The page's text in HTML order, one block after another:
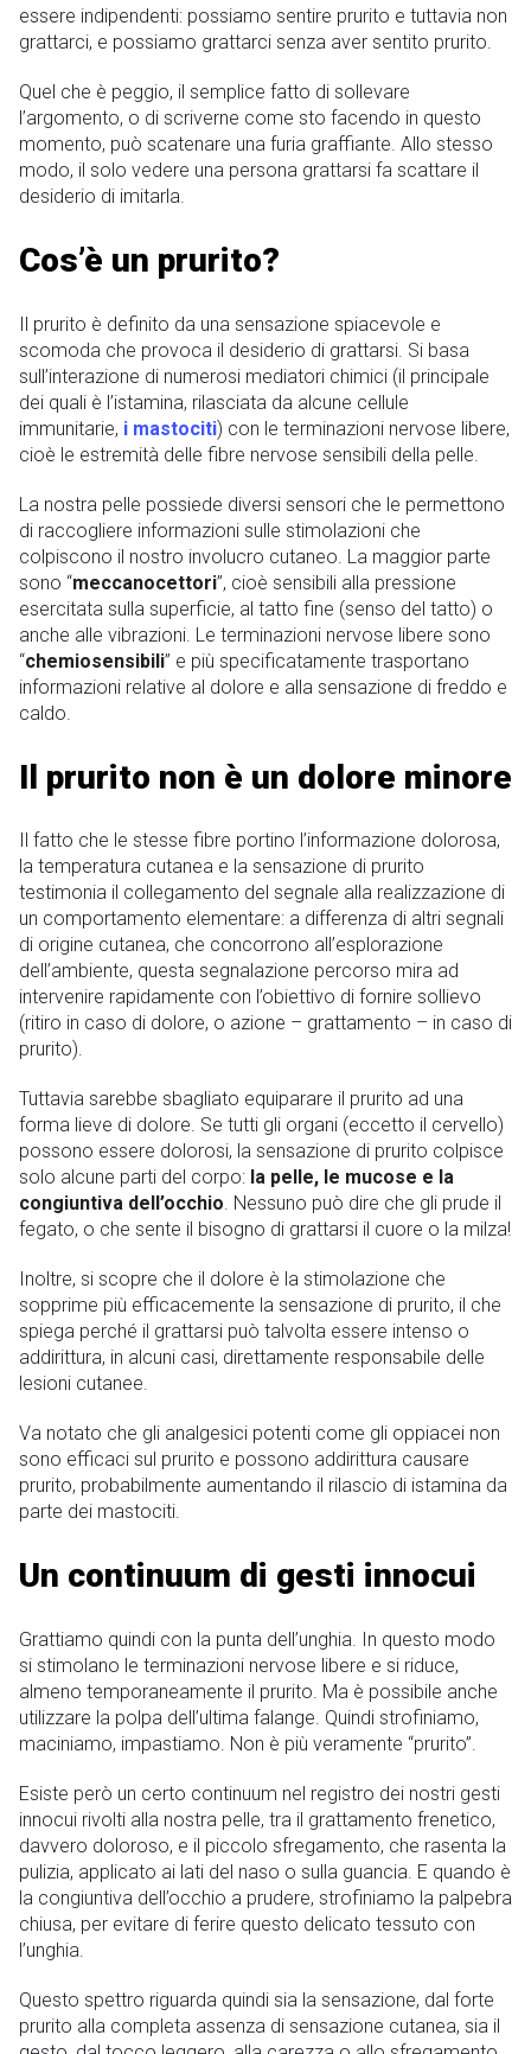
essere indipendenti: possiamo sentire prurito e tuttavia non
grattarci, e possiamo grattarci senza aver sentito prurito.
Quel che è peggio, il semplice fatto di sollevare
l’argomento, o di scriverne come sto facendo in questo
momento, può scatenare una furia graffiante. Allo stesso
modo, il solo vedere una persona grattarsi fa scattare il
desiderio di imitarla.
Cos’è un prurito?
Il prurito è definito da una sensazione spiacevole e
scomoda che provoca il desiderio di grattarsi. Si basa
sull’interazione di numerosi mediatori chimici (il principale
dei quali è l’istamina, rilasciata da alcune cellule
immunitarie, i mastociti) con le terminazioni nervose libere,
cioè le estremità delle fibre nervose sensibili della pelle.
La nostra pelle possiede diversi sensori che le permettono
di raccogliere informazioni sulle stimolazioni che
colpiscono il nostro involucro cutaneo. La maggior parte
sono “meccanocettori”, cioè sensibili alla pressione
esercitata sulla superficie, al tatto fine (senso del tatto) o
anche alle vibrazioni. Le terminazioni nervose libere sono
“chemiosensibili” e più specificatamente trasportano
informazioni relative al dolore e alla sensazione di freddo e
caldo.
Il prurito non è un dolore minore
Il fatto che le stesse fibre portino l’informazione dolorosa,
la temperatura cutanea e la sensazione di prurito
testimonia il collegamento del segnale alla realizzazione di
un comportamento elementare: a differenza di altri segnali
di origine cutanea, che concorrono all’esplorazione
dell’ambiente, questa segnalazione percorso mira ad
intervenire rapidamente con l’obiettivo di fornire sollievo
(ritiro in caso di dolore, o azione – grattamento – in caso di
prurito).
Tuttavia sarebbe sbagliato equiparare il prurito ad una
forma lieve di dolore. Se tutti gli organi (eccetto il cervello)
possono essere dolorosi, la sensazione di prurito colpisce
solo alcune parti del corpo: la pelle, le mucose e la
congiuntiva dell’occhio. Nessuno può dire che gli prude il
fegato, o che sente il bisogno di grattarsi il cuore o la milza!
Inoltre, si scopre che il dolore è la stimolazione che
sopprime più efficacemente la sensazione di prurito, il che
spiega perché il grattarsi può talvolta essere intenso o
addirittura, in alcuni casi, direttamente responsabile delle
lesioni cutanee.
Va notato che gli analgesici potenti come gli oppiacei non
sono efficaci sul prurito e possono addirittura causare
prurito, probabilmente aumentando il rilascio di istamina da
parte dei mastociti.
Un continuum di gesti innocui
Grattiamo quindi con la punta dell’unghia. In questo modo
si stimolano le terminazioni nervose libere e si riduce,
almeno temporaneamente il prurito. Ma è possibile anche
utilizzare la polpa dell’ultima falange. Quindi strofiniamo,
maciniamo, impastiamo. Non è più veramente “prurito”.
Esiste però un certo continuum nel registro dei nostri gesti
innocui rivolti alla nostra pelle, tra il grattamento frenetico,
davvero doloroso, e il piccolo sfregamento, che rasenta la
pulizia, applicato ai lati del naso o sulla guancia. E quando è
la congiuntiva dell’occhio a prudere, strofiniamo la palpebra
chiusa, per evitare di ferire questo delicato tessuto con
l’unghia.
Questo spettro riguarda quindi sia la sensazione, dal forte
prurito alla completa assenza di sensazione cutanea, sia il